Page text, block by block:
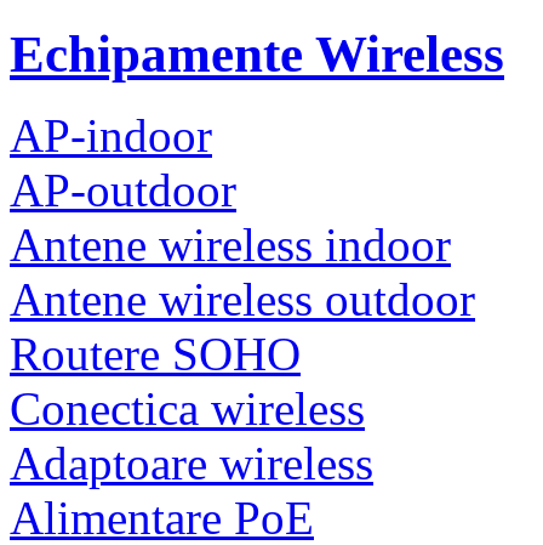
Echipamente Wireless
AP-indoor
AP-outdoor
Antene wireless indoor
Antene wireless outdoor
Routere SOHO
Conectica wireless
Adaptoare wireless
Alimentare PoE